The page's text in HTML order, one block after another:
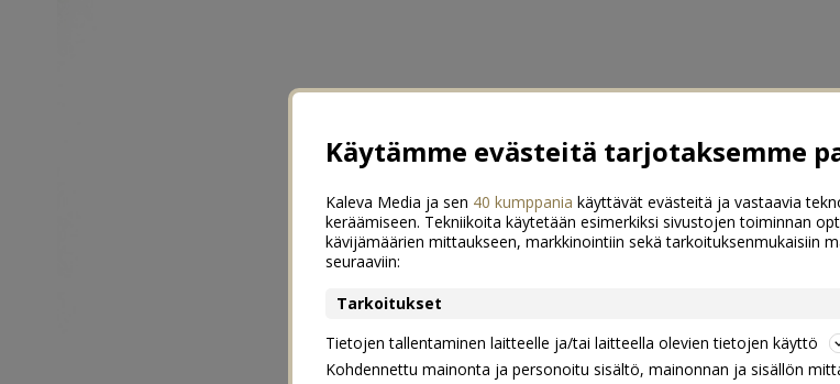
Käytämme evästeitä tarjotaksemme
Kaleva Media ja sen 40 kumppania käyttävät evästeitä ja vastaavia
keräämiseen. Tekniikoita käytetään esimerkiksi sivustojen toiminnan
kävijämäärien mittaukseen, markkinointiin sekä tarkoituksenmukaisiin
seuraaviin:
Tarkoitukset
Tietojen tallentaminen laitteelle ja/tai laitteella olevien tietojen käyttö
Kohdennettu mainonta ja personoitu sisältö, mainonnan ja sisällön